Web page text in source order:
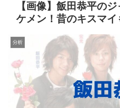
【画像】飯田恭平の
ケメン！昔のキスマイ
分析